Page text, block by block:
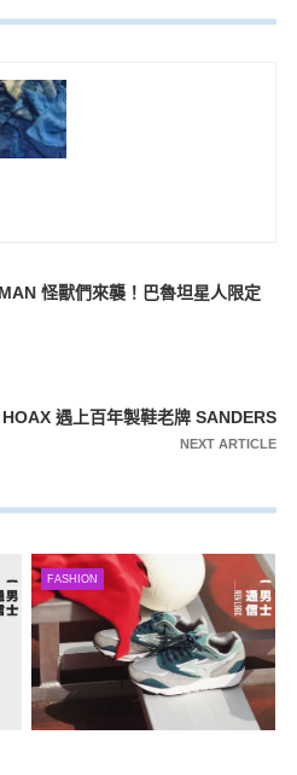
怪獸們來襲！巴魯坦星人限定
遇上百年製鞋老牌 SANDERS
NEXT ARTICLE
FASHION